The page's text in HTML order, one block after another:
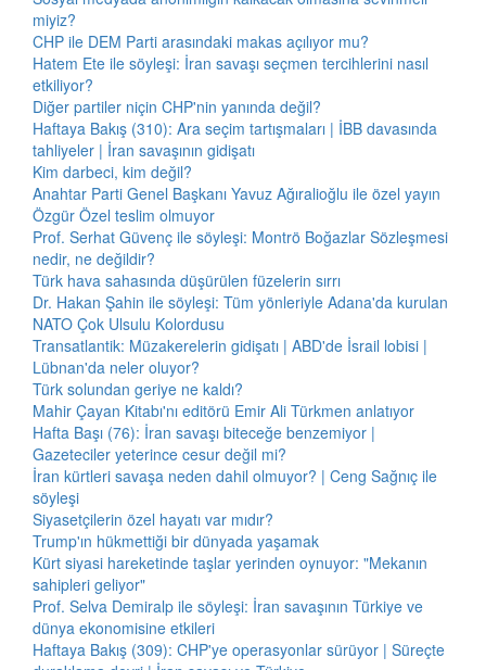
miyiz?
CHP ile DEM Parti arasındaki makas açılıyor mu?
Hatem Ete ile söyleşi: İran savaşı seçmen tercihlerini nasıl
etkiliyor?
Diğer partiler niçin CHP'nin yanında değil?
Haftaya Bakış (310): Ara seçim tartışmaları | İBB davasında
tahliyeler | İran savaşının gidişatı
Kim darbeci, kim değil?
Anahtar Parti Genel Başkanı Yavuz Ağıralioğlu ile özel yayın
Özgür Özel teslim olmuyor
Prof. Serhat Güvenç ile söyleşi: Montrö Boğazlar Sözleşmesi
nedir, ne değildir?
Türk hava sahasında düşürülen füzelerin sırrı
Dr. Hakan Şahin ile söyleşi: Tüm yönleriyle Adana'da kurulan
NATO Çok Ulsulu Kolordusu
Transatlantik: Müzakerelerin gidişatı | ABD'de İsrail lobisi |
Lübnan'da neler oluyor?
Türk solundan geriye ne kaldı?
Mahir Çayan Kitabı'nı editörü Emir Ali Türkmen anlatıyor
Hafta Başı (76): İran savaşı biteceğe benzemiyor |
Gazeteciler yeterince cesur değil mi?
İran kürtleri savaşa neden dahil olmuyor? | Ceng Sağnıç ile
söyleşi
Siyasetçilerin özel hayatı var mıdır?
Trump'ın hükmettiği bir dünyada yaşamak
Kürt siyasi hareketinde taşlar yerinden oynuyor: "Mekanın
sahipleri geliyor"
Prof. Selva Demiralp ile söyleşi: İran savaşının Türkiye ve
dünya ekonomisine etkileri
Haftaya Bakış (309): CHP'ye operasyonlar sürüyor | Süreçte